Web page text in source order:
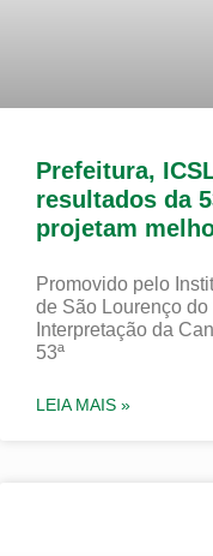
Prefeitura,
resultados da
projetam
Promovido pelo
de São Lourenço
Interpretação da
53ª
LEIA MAIS »